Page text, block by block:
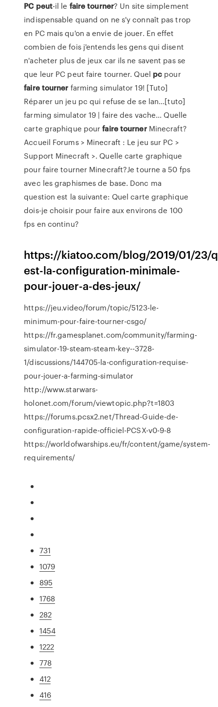
PC peut-il le faire tourner? Un site simplement
indispensable quand on ne s'y connaît pas trop
en PC mais qu'on a envie de jouer. En effet
combien de fois j'entends les gens qui disent
n'acheter plus de jeux car ils ne savent pas se
que leur PC peut faire tourner. Quel pc pour
faire tourner farming simulator 19! [Tuto]
Réparer un jeu pc qui refuse de se lan...[tuto]
farming simulator 19 | faire des vache... Quelle
carte graphique pourfairetournerMinecraft?
Accueil Forums > Minecraft : Le jeu sur PC >
Support Minecraft >. Quelle carte graphique
pour faire tourner Minecraft?Je tourne a 50 fps
avec les graphismes de base. Donc ma
question est la suivante: Quel carte graphique
dois-je choisir pour faire aux environs de 100
fps en continu?
https://kiatoo.com/blog/2019/01/23/
est-la-configuration-minimale-
pour-jouer-a-des-jeux/
https://jeu.video/forum/topic/5123-le-
minimum-pour-faire-tourner-csgo/
https://fr.gamesplanet.com/community/farming-
simulator-19-steam-steam-key--3728-
1/discussions/144705-la-configuration-requise-
pour-jouer-a-farming-simulator
http://www.starwars-
holonet.com/forum/viewtopic.php?t=1803
https://forums.pcsx2.net/Thread-Guide-de-
configuration-rapide-officiel-PCSX-v0-9-8
https://worldofwarships.eu/fr/content/game/system-
requirements/
731
1079
895
1768
282
1454
1222
778
412
416